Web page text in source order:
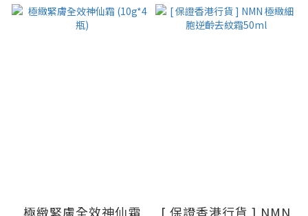
極緻緊膚全效神仙霜
[ 保證香港行貨 ] NMN